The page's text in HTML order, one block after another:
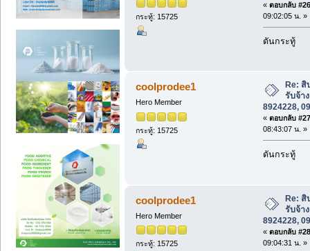
กระทู้: 15725
« ตอบกลับ
09:02:05 น. »
ดันกระทู้
coolprodee1
Hero Member
กระทู้: 15725
Re: สิ
รับจ้า
8924228,
« ตอบกลับ
08:43:07 น. »
ดันกระทู้
coolprodee1
Hero Member
กระทู้: 15725
Re: สิ
รับจ้า
8924228,
« ตอบกลับ
09:04:31 น. »